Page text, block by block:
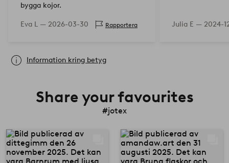
bygga kojor.
Eva L — 2026-03-30 Rapportera Julia E — 2024-
Information kring betyg
Share your favourites
#jotex